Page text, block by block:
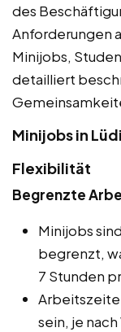
des
Anforderungen
Minijobs,
detailliert
Minijobs in
Flexibilität
Begrenzte
Minijobs
begrenzt,
7 Stunden
sein, je